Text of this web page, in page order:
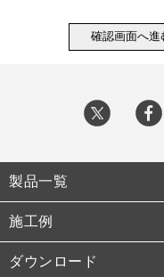
製品一覧
施工例
ダウンロード